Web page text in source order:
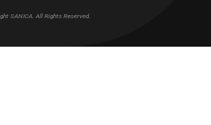
SANICA. All Rights Reserved.